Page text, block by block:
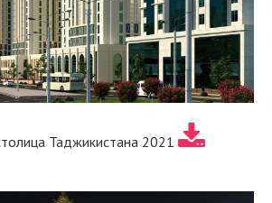
Таджикистана 2021